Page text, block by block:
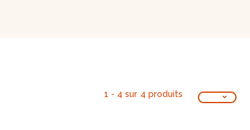
1 - 4 sur 4 produits